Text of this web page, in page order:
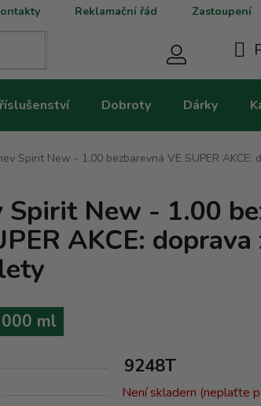
Reklamační řád Zastoupení
Dobroty Dárky
Spirit New - 1.00 bezbarevná VE SUPER AKCE:
Spirit New - 1.00
AKCE:
ml
9248T
Není skladem (neplaťte